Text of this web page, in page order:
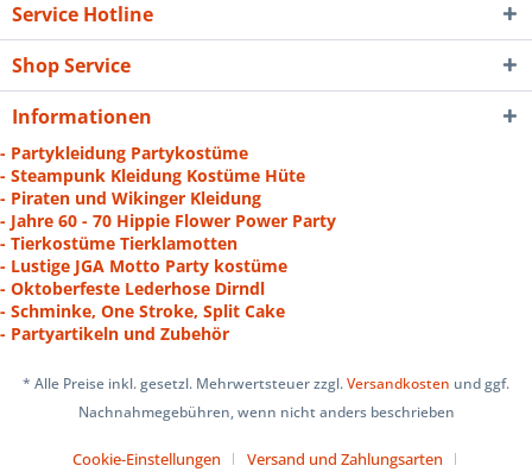
Service Hotline
Shop Service
Informationen
- Partykleidung Partykostüme
- Steampunk Kleidung Kostüme Hüte
- Piraten und Wikinger Kleidung
- Jahre 60 - 70 Hippie Flower Power Party
- Tierkostüme Tierklamotten
- Lustige JGA Motto Party kostüme
- Oktoberfeste Lederhose Dirndl
- Schminke, One Stroke, Split Cake
- Partyartikeln und Zubehör
* Alle Preise inkl. gesetzl. Mehrwertsteuer zzgl.Versandkosten und ggf.
Nachnahmegebühren, wenn nicht anders beschrieben
Cookie-Einstellungen
Versand und Zahlungsarten